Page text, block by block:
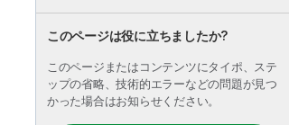
このページは役に立ちましたか?
このページまたはコンテンツにタイポ、ステ
ップの省略、技術的エラーなどの問題が見つ
かった場合はお知らせください。